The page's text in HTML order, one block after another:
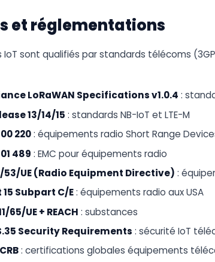
et réglementations
IoT sont qualifiés par standards télécoms
LoRaWAN Specifications v1.0.4 :
13/14/15 : standards NB-IoT et LTE-M
220: équipements radio Short Range
489 : EMC pour équipements radio
53/UE (Radio Equipment Directive) :
15 Subpart C/E: équipements radio aux USA
65/UE + REACH : substances
Security Requirements : sécurité IoT
: certifications globales équipements